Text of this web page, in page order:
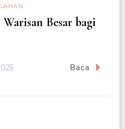
Besar bagi
Baca